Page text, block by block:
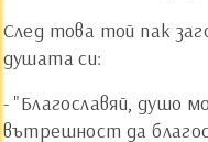
След това той пак
душата си:
- "Благославяй, душо
вътрешност да